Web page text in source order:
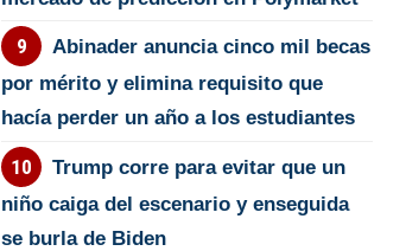
Abinader anuncia cinco mil becas
por mérito y elimina requisito que
hacía perder un año a los estudiantes
Trump corre para evitar que un
niño caiga del escenario y enseguida
se burla de Biden